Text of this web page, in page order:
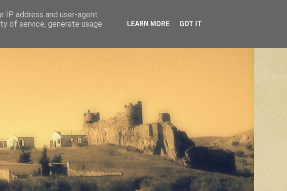
IP address and user-agent
of service, generate usage
LEARN MORE GOT IT